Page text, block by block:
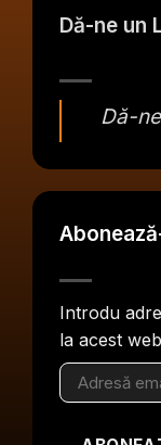
Dă-ne un
Dă-
Introdu
la acest
Adresă
email